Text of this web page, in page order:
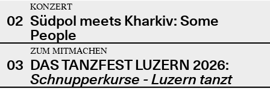
02
KONZERT
Südpol meets Kharkiv: Some
People
03
ZUM MITMACHEN
DAS TANZFEST LUZERN 2026:
Schnupperkurse - Luzern tanzt